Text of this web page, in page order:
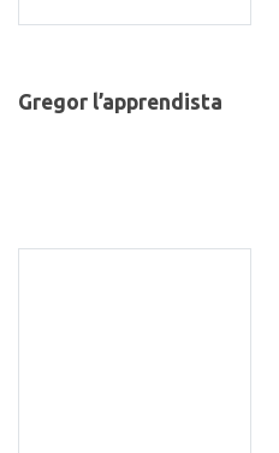
Gregor l’apprendista